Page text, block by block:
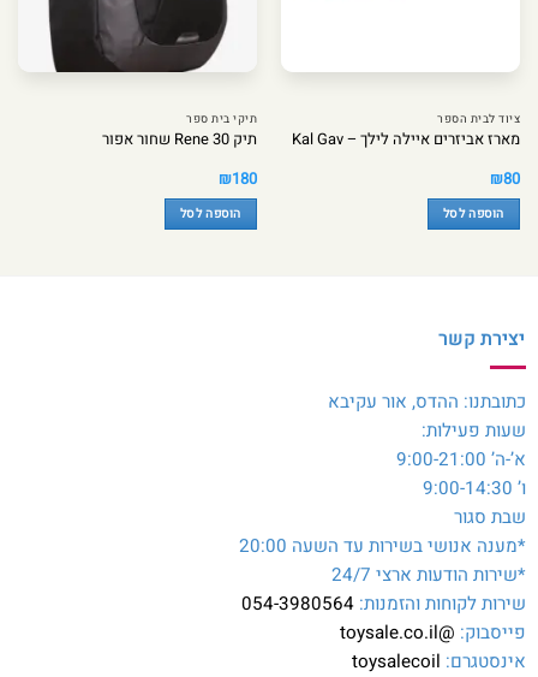
ציוד לבית הספר
מארז אביזרים איילה לילך – Kal Gav
₪80
הוספה לסל
תיקי בית ספר
תיק Rene 30 שחור אפור
₪180
הוספה לסל
יצירת קשר
כתובתנו: ההדס, אור עקיבא
שעות פעילות:
א’-ה’ 9:00-21:00
ו’ 9:00-14:30
שבת סגור
*מענה אנושי בשירות עד השעה 20:00
*שירות הודעות ארצי 24/7
שירות לקוחות והזמנות: 054-3980564
פייסבוק: @toysale.co.il
אינסטגרם: toysalecoil